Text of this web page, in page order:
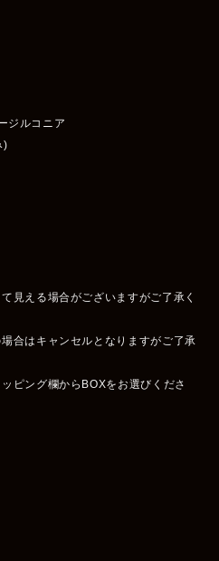
ジルコニア
)
見える場合がございますがご了承く
合はキャンセルとなりますがご了承
ピング欄からBOXをお選びくださ